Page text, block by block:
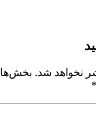
نخواهد شد.
*